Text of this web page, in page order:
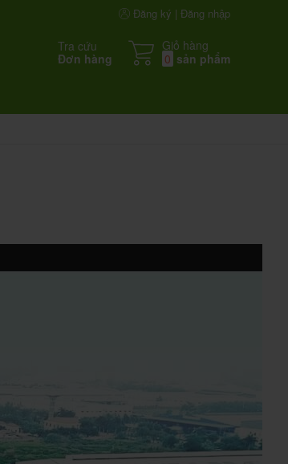
Đăng ký | Đăng nhập
Tra cứu
Đơn hàng
Giỏ hàng
0 sản phẩm